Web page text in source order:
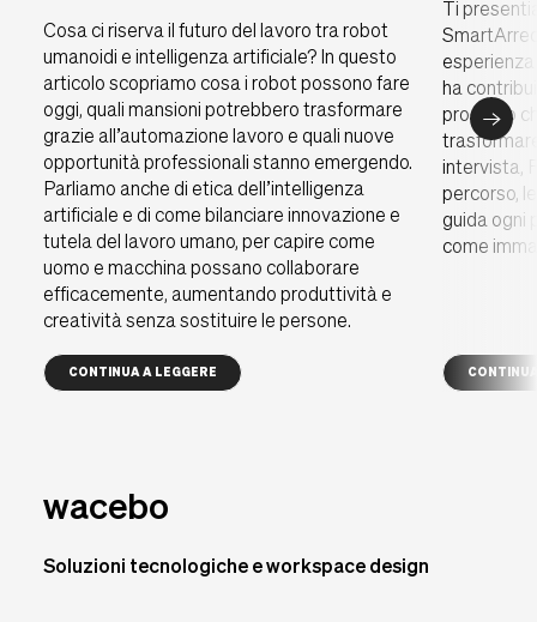
professioni?
Cosa ci riserva il futuro del lavoro tra robot
umanoidi e intelligenza artificiale? In questo
articolo scopriamo cosa i robot possono fare
oggi, quali mansioni potrebbero trasformare
grazie all’automazione lavoro e quali nuove
opportunità professionali stanno emergendo.
Parliamo anche di etica dell’intelligenza
artificiale e di come bilanciare innovazione e
tutela del lavoro umano, per capire come
uomo e macchina possano collaborare
efficacemente, aumentando produttività e
creatività senza sostituire le persone.
CONTINUA A LEGGERE
Ti
esperienza
ha
progetto
intervista,
percorso,
guida ogni
come
wacebo
Soluzioni tecnologiche e workspace design